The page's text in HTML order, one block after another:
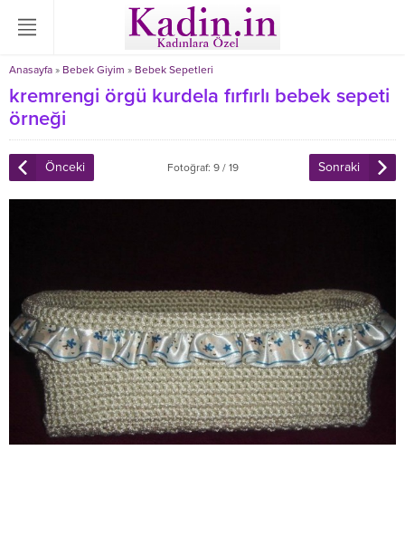
Anasayfa » Bebek Giyim » Bebek Sepetleri
kremrengi örgü kurdela fırfırlı bebek sepeti
örneği
Önceki Fotoğraf: 9 / 19 Sonraki